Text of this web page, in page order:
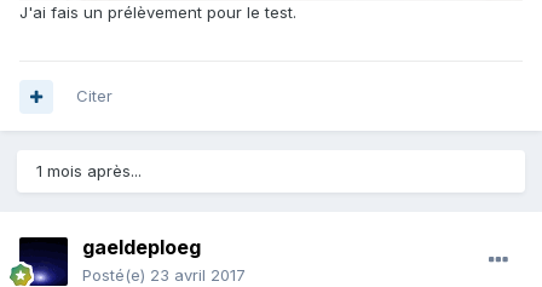
J'ai fais un prélèvement pour le test.
Citer
1 mois après...
gaeldeploeg
Posté(e) 23 avril 2017